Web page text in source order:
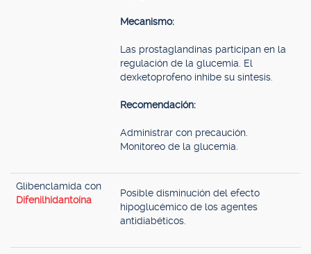
Mecanismo:
Las prostaglandinas participan en la
regulación de la glucemia. El
dexketoprofeno inhibe su síntesis.
Recomendación:
Administrar con precaución.
Monitoreo de la glucemia.
Glibenclamida con
Difenilhidantoína
Posible disminución del efecto
hipoglucémico de los agentes
antidiabéticos.